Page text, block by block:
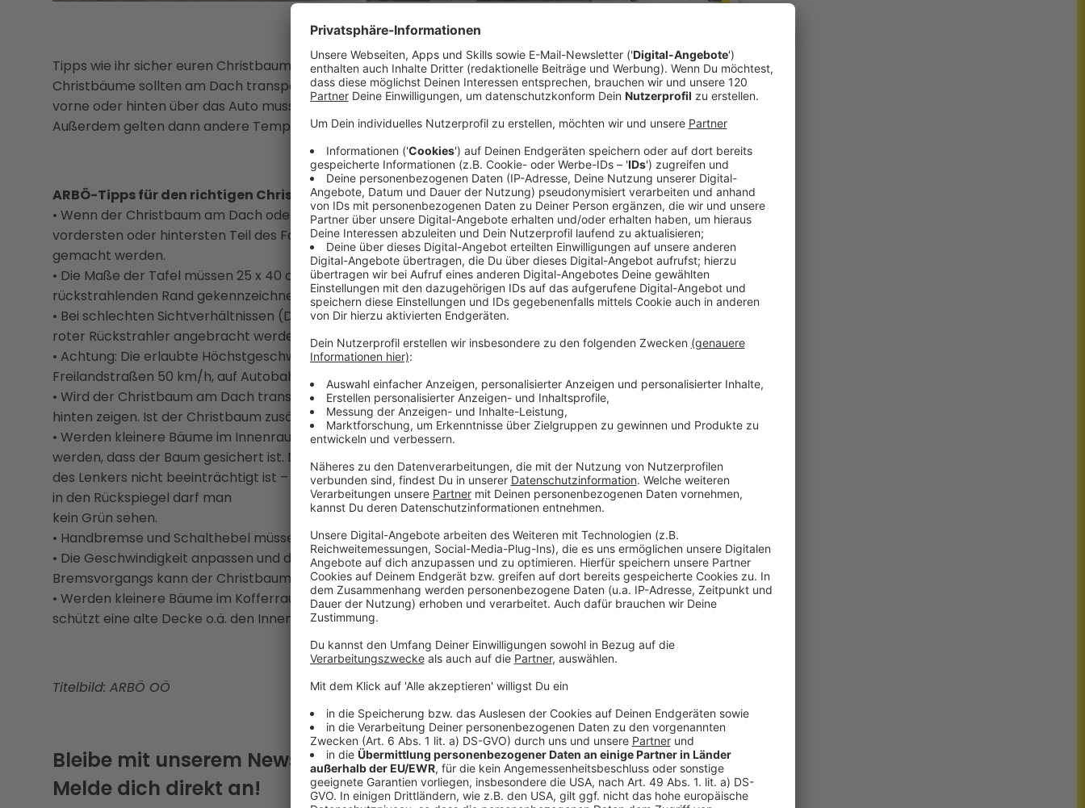
Tipps wie ihr sicher euren Christbaum nachhause bringt, gibt es jetzt vom ARBÖ. Größere
Christbäume sollten am Dach transportiert werden, im Idealfall in einem Netz. Ragt ein Baum
vorne oder hinten über das Auto muss das mit einer Tafel gut erkennbar gemacht werden.
Außerdem gelten dann andere Tempolimits.
ARBÖ-Tipps für den richtigen Christbaum-Transport
• Wenn der Christbaum am Dach oder aus dem Kofferraum um mehr als einen Meter über den
vordersten oder hintersten Teil des Fahrzeugs ragt, muss dies durch eine Tafel gut erkennbar
gemacht werden.
• Die Maße der Tafel müssen 25 x 40 cm betragen und mit einem fünf Zentimeter breiten rot
rückstrahlenden Rand gekennzeichnet sein.
• Bei schlechten Sichtverhältnissen (Dämmerung, Nebel, Regen, Schnee) muss außerdem ein
roter Rückstrahler angebracht werden.
• Achtung: Die erlaubte Höchstgeschwindigkeit mit Langgutfuhren lautet im Ortsgebiet und auf
Freilandstraßen 50 km/h, auf Autobahnen und Autostraßen 80 km/h.
• Wird der Christbaum am Dach transportiert, muss er gut verzurrt sein und die Spitze sollte nach
hinten zeigen. Ist der Christbaum zusätzlich in einem Netz, sorgt dies für noch mehr Sicherheit.
• Werden kleinere Bäume im Innenraum des Autos transportiert, muss auch hier dafür gesorgt
werden, dass der Baum gesichert ist. Dabei ist darauf zu achten, dass die Sicht der Lenkerin oder
des Lenkers nicht beeinträchtigt ist – gute Rundumsicht muss gegeben sein und auch beim Blick
in den Rückspiegel darf man
kein Grün sehen.
• Handbremse und Schalthebel müssen problemlos bedienbar sein.
• Die Geschwindigkeit anpassen und die Tanne quer lagern: Im Falle eines abrupten
Bremsvorgangs kann der Christbaum zu einem gefährlichen Geschoß werden.
• Werden kleinere Bäume im Kofferraum oder auf der umgelegten Rückbank transportiert,
schützt eine alte Decke o.ä. den Innenraum vor Harzflecken.
Titelbild: ARBÖ OÖ
Bleibe mit unserem Newsletter immer auf dem Laufenden.
Melde dich direkt an!